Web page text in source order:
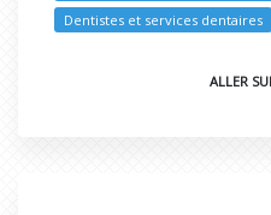
Dentistes et services dentaires
ALLER